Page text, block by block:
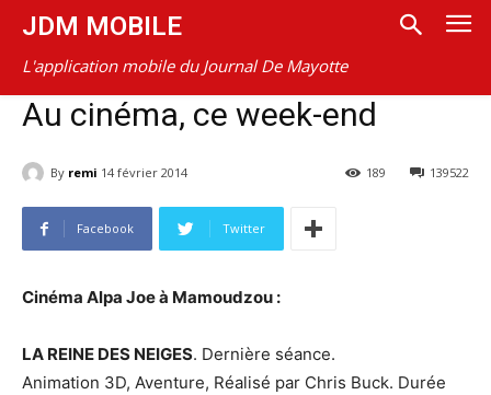
JDM MOBILE
L'application mobile du Journal De Mayotte
Au cinéma, ce week-end
By remi 14 février 2014 139522
189
Facebook Twitter
Cinéma Alpa Joe à Mamoudzou :
LA REINE DES NEIGES. Dernière séance.
Animation 3D, Aventure, Réalisé par Chris Buck. Durée